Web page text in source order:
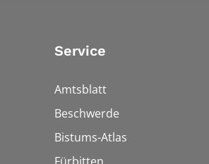
Service
Amtsblatt
Beschwerde
Bistums-Atlas
Fürbitten